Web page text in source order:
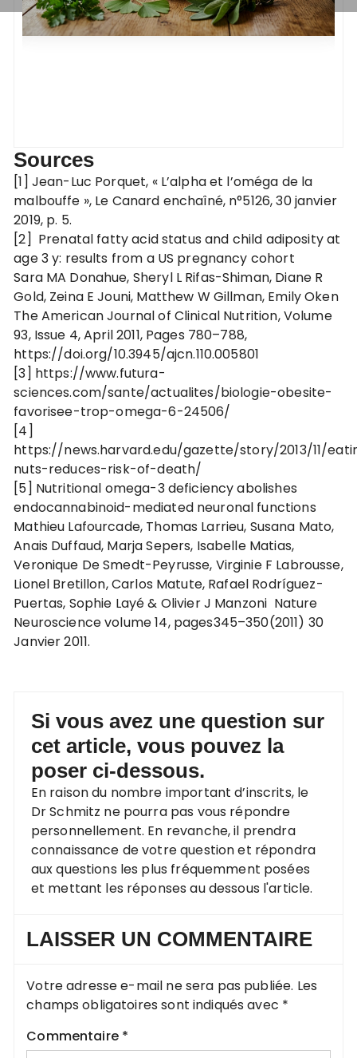
Sources
[1] Jean-Luc Porquet, « L’alpha et l’oméga de la
malbouffe », Le Canard enchaîné, n°5126,‎ 30 janvier
2019, p. 5.
[2] Prenatal fatty acid status and child adiposity at
age 3 y: results from a US pregnancy cohort
Sara MA Donahue, Sheryl L Rifas-Shiman, Diane R
Gold, Zeina E Jouni, Matthew W Gillman, Emily Oken
The American Journal of Clinical Nutrition, Volume
93, Issue 4, April 2011, Pages 780–788,
https://doi.org/10.3945/ajcn.110.005801
[3] https://www.futura-
sciences.com/sante/actualites/biologie-obesite-
favorisee-trop-omega-6-24506/
[4]
https://news.harvard.edu/gazette/story/2013/11/
nuts-reduces-risk-of-death/
[5] Nutritional omega-3 deficiency abolishes
endocannabinoid-mediated neuronal functions
Mathieu Lafourcade, Thomas Larrieu, Susana Mato,
Anais Duffaud, Marja Sepers, Isabelle Matias,
Veronique De Smedt-Peyrusse, Virginie F Labrousse,
Lionel Bretillon, Carlos Matute, Rafael Rodríguez-
Puertas, Sophie Layé & Olivier J Manzoni Nature
Neuroscience volume 14, pages345–350(2011) 30
Janvier 2011.
Si vous avez une question sur
cet article, vous pouvez la
poser ci-dessous.
En raison du nombre important d’inscrits, le
Dr Schmitz ne pourra pas vous répondre
personnellement. En revanche, il prendra
connaissance de votre question et répondra
aux questions les plus fréquemment posées
et mettant les réponses au dessous l'article.
LAISSER UN COMMENTAIRE
Votre adresse e-mail ne sera pas publiée. Les
champs obligatoires sont indiqués avec *
Commentaire *